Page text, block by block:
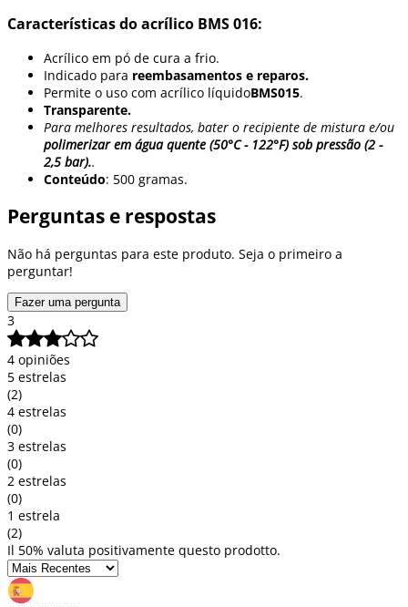
Características do acrílico BMS 016:
Acrílico em pó de cura a frio.
Indicado para reembasamentos e reparos.
Permite o uso com acrílico líquidoBMS015.
Transparente.
Para melhores resultados, bater o recipiente de mistura e/ou
polimerizar em água quente (50°C - 122°F) sob pressão (2 -
2,5 bar)..
Conteúdo: 500 gramas.
Perguntas e respostas
Não há perguntas para este produto. Seja o primeiro a
perguntar!
Fazer uma pergunta
3
4 opiniões
5 estrelas
(2)
4 estrelas
(0)
3 estrelas
(0)
2 estrelas
(0)
1 estrela
(2)
Il 50% valuta positivamente questo prodotto.